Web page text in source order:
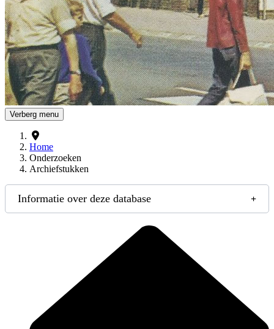
Verberg menu
Home
Onderzoeken
Archiefstukken
Informatie over deze database